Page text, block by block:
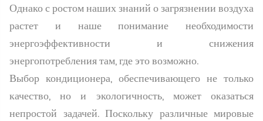
Однако с ростом наших знаний о загрязнении воздуха
растет и наше понимание необходимости
энергоэффективности и снижения
энергопотребления там, где это возможно.
Выбор кондиционера, обеспечивающего не только
качество, но и экологичность, может оказаться
непростой задачей. Поскольку различные мировые